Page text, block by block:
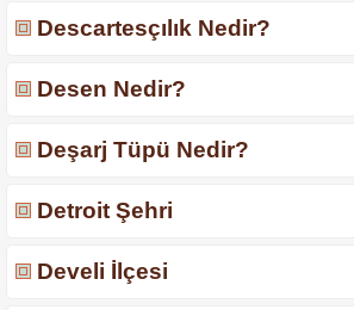
Descartesçılık Nedir?
Desen Nedir?
Deşarj Tüpü Nedir?
Detroit Şehri
Develi İlçesi